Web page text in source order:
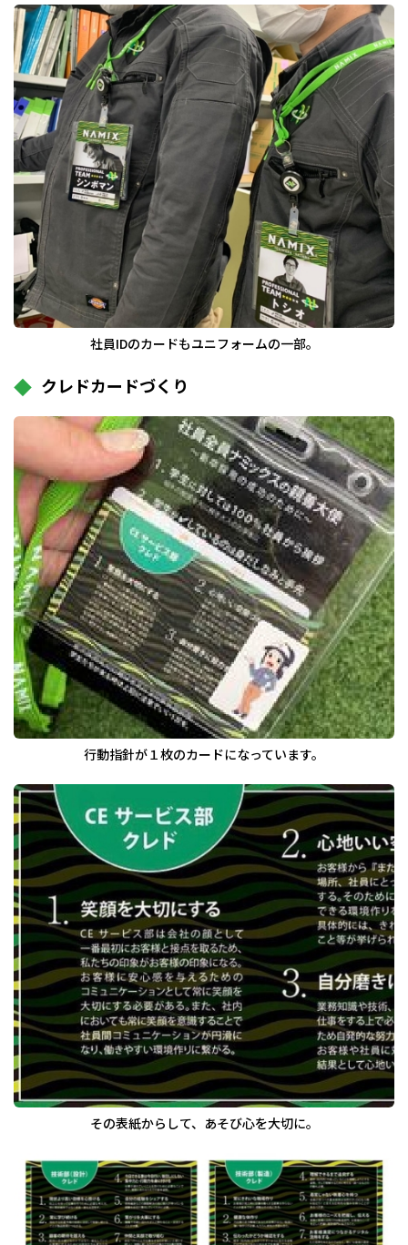
社員IDのカードもユニフォームの一部。
クレドカードづくり
行動指針が１枚のカードになっています。
その表紙からして、あそび心を大切に。